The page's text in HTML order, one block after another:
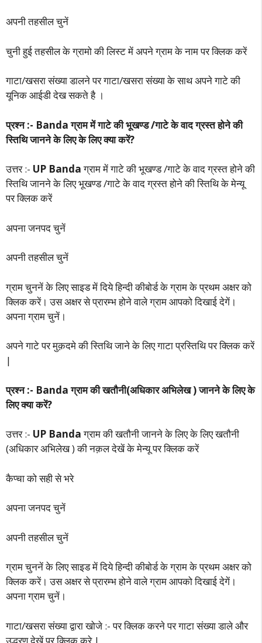
अपनी तहसील चुनें
चुनी हुई तहसील के ग्रामो की लिस्ट में अपने ग्राम के नाम पर क्लिक करें
गाटा/खसरा संख्या डालने पर गाटा/खसरा संख्या के साथ अपने गाटे की
यूनिक आईडी देख सकते है ।
प्रश्न :- Banda ग्राम में गाटे की भूखण्ड /गाटे के वाद ग्रस्त होने की
स्तिथि जानने के लिए के लिए क्या करें?
उत्तर :- UP Bandaग्राम में गाटे की भूखण्ड /गाटे के वाद ग्रस्त होने की
स्तिथि जानने के लिए भूखण्ड /गाटे के वाद ग्रस्त होने की स्तिथि के मेन्यू
पर क्लिक करें
अपना जनपद चुनें
अपनी तहसील चुनें
ग्राम चुननें के लिए साइड में दिये हिन्दी कीबोर्ड के ग्राम के प्रथम अक्षर को
क्लिक करें। उस अक्षर से प्रारम्भ होने वाले ग्राम आपको दिखाई देगें।
अपना ग्राम चुनें।
अपने गाटे पर मुक़दमे की स्तिथि जाने के लिए गाटा प्रस्तिथि पर क्लिक करें
|
प्रश्न :- Banda ग्राम की खतौनी(अधिकार अभिलेख ) जानने के लिए के
लिए क्या करें?
उत्तर :- UP Bandaग्राम की खतौनी जानने के लिए के लिए खतौनी
(अधिकार अभिलेख ) की नक़ल देखें के मेन्यू पर क्लिक करें
कैप्चा को सही से भरे
अपना जनपद चुनें
अपनी तहसील चुनें
ग्राम चुननें के लिए साइड में दिये हिन्दी कीबोर्ड के ग्राम के प्रथम अक्षर को
क्लिक करें। उस अक्षर से प्रारम्भ होने वाले ग्राम आपको दिखाई देगें।
अपना ग्राम चुनें।
गाटा/खसरा संख्या द्वारा खोजे :- पर क्लिक करने पर गाटा संख्या डाले और
उद्धरण देखें पर क्लिक करे |